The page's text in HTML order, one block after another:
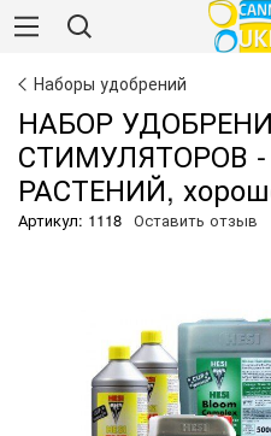
Наборы удобрений
НАБОР
СТИМУЛЯТОРОВ -
РАСТЕНИЙ,
Артикул: 1118 Оставить отзыв